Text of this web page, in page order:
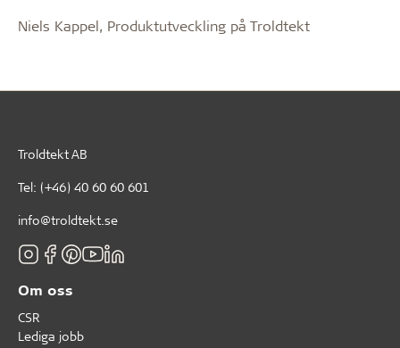
Niels Kappel, Produktutveckling på Troldtekt
Troldtekt AB
Tel: (+46) 40 60 60 601
info@troldtekt.se
Om oss
CSR
Lediga jobb